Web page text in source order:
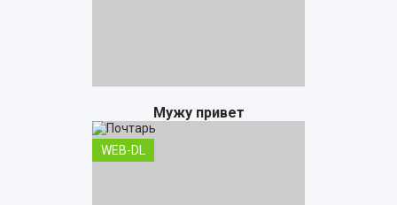
Мужу привет
WEB-DL